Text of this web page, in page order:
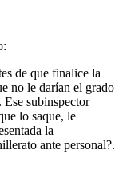
de que finalice la
no le darían el grado
Ese subinspector
lo saque, le
la
ante personal?.